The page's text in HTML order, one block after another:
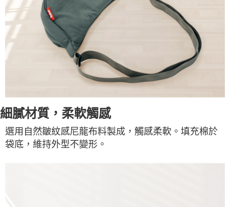
細膩材質，柔軟觸感
選用自然皺紋感尼龍布料製成，觸感柔軟。填充棉於
袋底，維持外型不變形。